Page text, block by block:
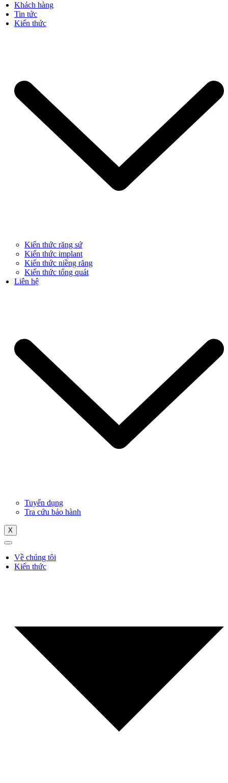
Khách hàng
Tin tức
Kiến thức
Kiến thức răng sứ
Kiến thức implant
Kiến thức niềng răng
Kiến thức tổng quát
Liên hệ
Tuyển dụng
Tra cứu bảo hành
X
Về chúng tôi
Kiến thức